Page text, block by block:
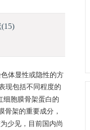
(15)
体显性或隐性的方
现包括不同程度的
细胞膜骨架蛋白的
骨架的重要成分，
少见，目前国内尚